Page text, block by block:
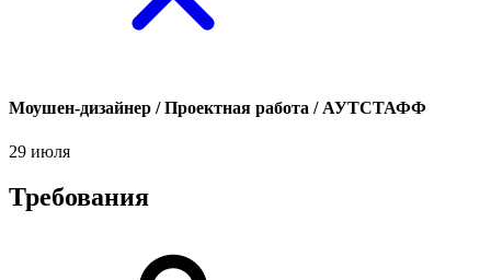
Моушен-дизайнер / Проектная работа / АУТСТАФФ
29 июля
Требования